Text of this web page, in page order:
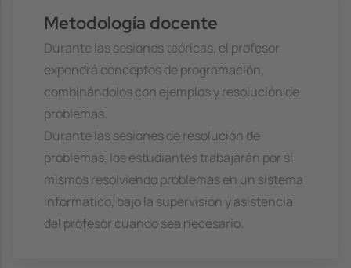
Metodología docente
Durante las sesiones teóricas, el profesor
expondrá conceptos de programación,
combinándolos con ejemplos y resolución de
problemas.
Durante las sesiones de resolución de
problemas, los estudiantes trabajarán por sí
mismos resolviendo problemas en un sistema
informático, bajo la supervisión y asistencia
del profesor cuando sea necesario.